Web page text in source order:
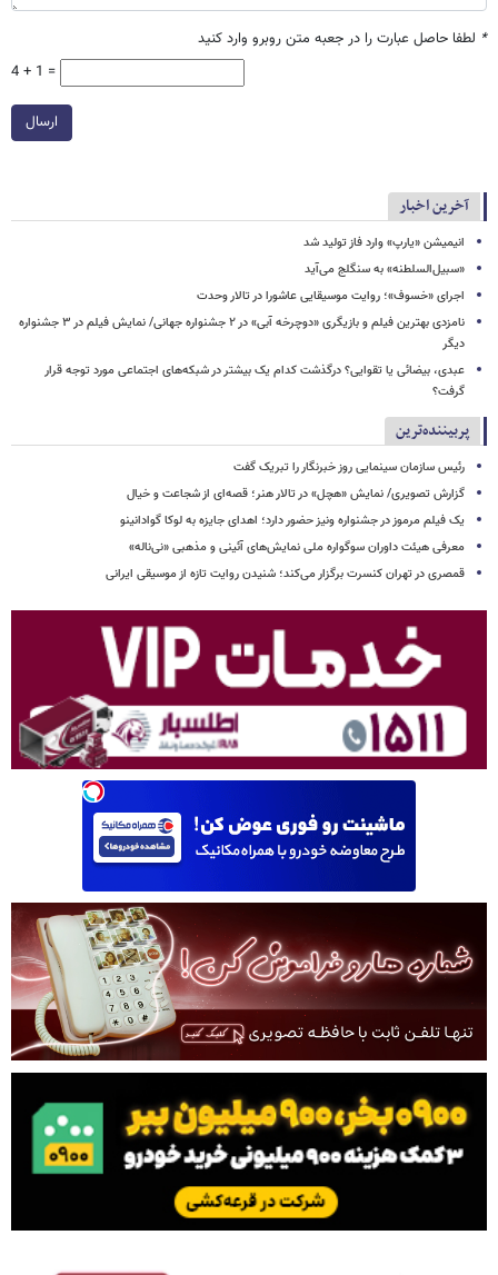
* لطفا حاصل عبارت را در جعبه متن روبرو وارد کنید
4 + 1 =
ارسال
آخرین اخبار
انیمیشن «یارپ» وارد فاز تولید شد
«سبیل‌السلطنه» به سنگلج می‌آید
اجرای «خسوف»؛ روایت موسیقایی عاشورا در تالار وحدت
نامزدی بهترین فیلم و بازیگری «دوچرخه آبی» در ۲ جشنواره جهانی/ نمایش فیلم در ۳ جشنواره
دیگر
عبدی، بیضائی یا تقوایی؟ درگذشت کدام یک بیشتر در شبکه‌های اجتماعی مورد توجه قرار
گرفت؟
پربیننده‌ترین
رئیس سازمان سینمایی روز خبرنگار را تبریک گفت
گزارش تصویری/ نمایش «هچل» در تالار هنر؛ قصه‌ای از شجاعت و خیال
یک فیلم مرموز در جشنواره ونیز حضور دارد؛ اهدای جایزه به لوکا گوادانینو
معرفی هیئت داوران سوگواره ملی نمایش‌های آئینی و مذهبی «نی‌ناله»
قمصری در تهران کنسرت برگزار می‌کند؛ شنیدن روایت تازه از موسیقی ایرانی